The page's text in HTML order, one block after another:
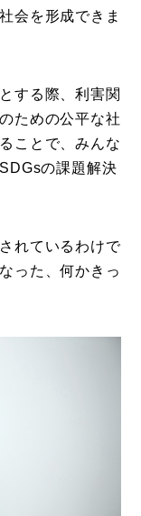
会を形成できま
する際、利害関
ための公平な社
ことで、みんな
の課題解決
れているわけで
った、何かきっ